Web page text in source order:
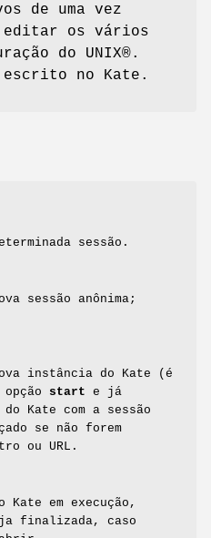
de uma vez
os vários
do UNIX®.
escrito no Kate.
sessão.
sessão anônima;
instância do Kate (é
start e já
Kate com a sessão
se não forem
ou URL.
em execução,
finalizada, caso